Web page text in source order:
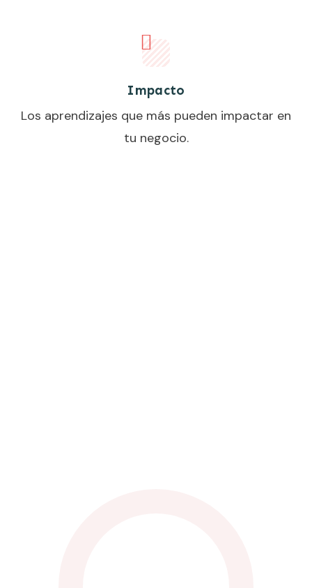
Impacto
Los aprendizajes que más pueden impactar en
tu negocio.